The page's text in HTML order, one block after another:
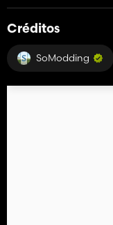
Créditos
SoModding